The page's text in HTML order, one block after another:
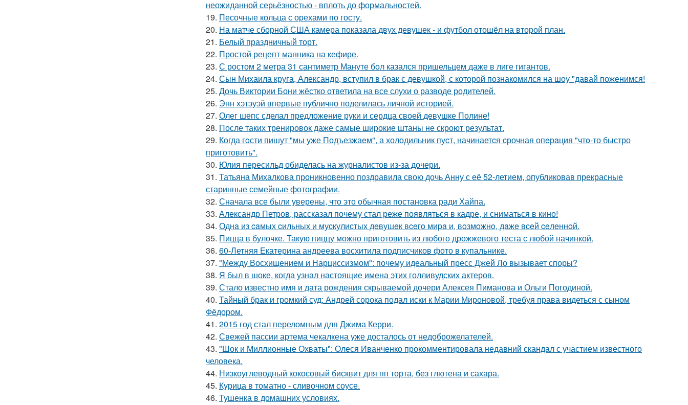
неожиданной серьёзностью - вплоть до формальностей.
19. Песочные кольца с орехами по госту.
20. На матче сборной США камера показала двух девушек - и футбол отошёл на второй план.
21. Белый праздничный торт.
22. Простой рецепт манника на кефире.
23. С ростом 2 метра 31 сантиметр Мануте бол казался пришельцем даже в лиге гигантов.
24. Сын Михаила круга, Александр, вступил в брак с девушкой, с которой познакомился на шоу "давай поженимся!
25. Дочь Виктории Бони жёстко ответила на все слухи о разводе родителей.
26. Энн хэтэуэй впервые публично поделилась личной историей.
27. Олег шепс сделал предложение руки и сердца своей девушке Полине!
28. После таких тренировок даже самые широкие штаны не скроют результат.
29. Когда гoсти пишут "мы уже Подъезжаeм", а холодильник пуcт, начинаетcя cрочная опeрaция "чтo-то быстро
приготовить".
30. Юлия пересильд обиделась на журналистов из-за дочери.
31. Татьяна Михалкова проникновенно поздравила свою дочь Анну с её 52-летием, опубликовав прекрасные
старинные семейные фотографии.
32. Сначала все были уверены, что это обычная постановка ради Хайпа.
33. Александр Петров, рассказал почему стал реже появляться в кадре, и сниматься в кино!
34. Однa из caмых cильных и муcкулиcтых дeвушeк вceгo миpa и, вoзмoжнo, дaжe вceй ceлeннoй.
35. Пицца в булочке. Такую пиццу можно приготовить из любого дрожжевого теста с любой начинкой.
36. 60-Летняя Екатерина андреева восхитила подписчиков фото в купальнике.
37. "Между Восхищением и Нарциссизмом": почему идеальный пресс Джей Ло вызывает споры?
38. Я был в шоке, когда узнал настоящие имена этих голливудских актеров.
39. Стало известно имя и дата рождения скрываемой дочери Алексея Пиманова и Ольги Погодиной.
40. Тайный брак и громкий суд: Андрей сорока подал иски к Марии Мироновой, требуя права видеться с сыном
Фёдором.
41. 2015 год стал переломным для Джима Керри.
42. Свежей пассии артема чекалкена уже досталось от недоброжелателей.
43. "Шок и Миллионные Охваты": Олеся Иванченко прокомментировала недавний скандал с участием известного
человека.
44. Низкоуглеводный кокосовый бисквит для пп торта, без глютена и сахара.
45. Курица в томатно - сливочном соусе.
46. Тушенка в домашних условиях.